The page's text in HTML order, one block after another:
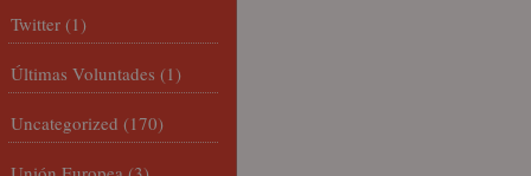
Twitter (1)
Últimas Voluntades (1)
Uncategorized (170)